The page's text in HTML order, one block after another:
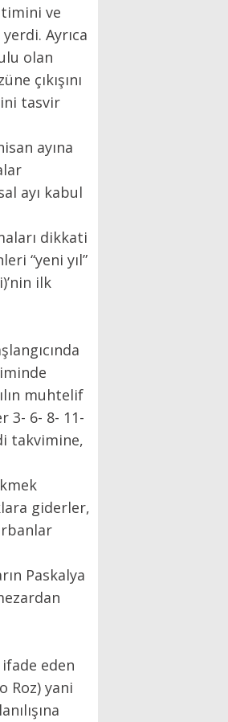
ve
Ayrıca
olan
çıkışını
tasvir
ayına
ayı kabul
dikkati
“yeni yıl”
ilk
muhtelif
3- 6- 8- 11-
takvimine,
giderler,
Paskalya
eden
Roz) yani